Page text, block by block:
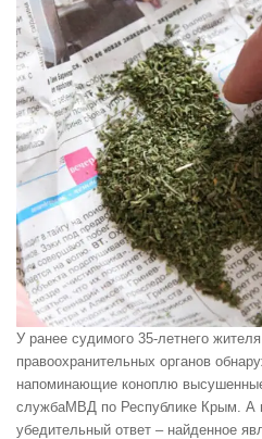
У ранее судимого 35-летнего
правоохранительных органов
напоминающие коноплю
службаМВД по Республике Крым. А
убедительный ответ – найденное